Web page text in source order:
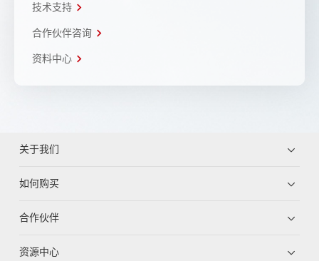
技术支持
合作伙伴咨询
资料中心
关于我们
如何购买
合作伙伴
资源中心